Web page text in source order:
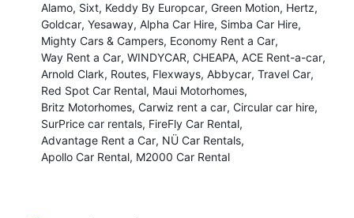
Alamo Sixt Keddy By Europcar Green Motion Hertz
Goldcar Yesaway Alpha Car Hire Simba Car Hire
Mighty Cars & Campers Economy Rent a Car
Way Rent a Car WINDYCAR CHEAPA ACE Rent-a-car
Arnold Clark Routes Flexways Abbycar Travel Car
Red Spot Car Rental Maui Motorhomes
Britz Motorhomes Carwiz rent a car Circular car hire
SurPrice car rentals FireFly Car Rental
Advantage Rent a Car NÜ Car Rentals
Apollo Car Rental M2000 Car Rental